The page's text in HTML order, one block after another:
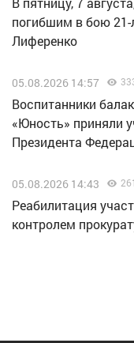
погибшим в бою
Лиференко
05.08.2026 14:57
Воспитанники
«Юность» приняли
Президента
05.08.2026 14:43
Реабилитация
контролем